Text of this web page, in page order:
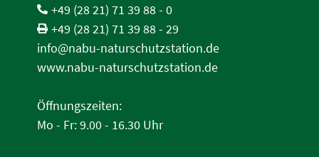
+49 (28 21) 71 39 88 - 0
+49 (28 21) 71 39 88 - 29
info@nabu-naturschutzstation.de
www.nabu-naturschutzstation.de
Öffnungszeiten:
Mo - Fr: 9.00 - 16.30 Uhr